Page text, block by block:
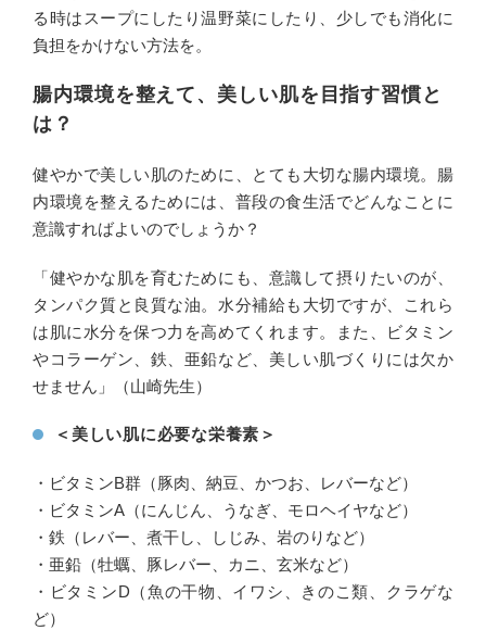
る時はスープにしたり温野菜にしたり、少しでも消化に
負担をかけない方法を。
腸内環境を整えて、美しい肌を目指す習慣と
は？
健やかで美しい肌のために、とても大切な腸内環境。腸
内環境を整えるためには、普段の食生活でどんなことに
意識すればよいのでしょうか？
「健やかな肌を育むためにも、意識して摂りたいのが、
タンパク質と良質な油。水分補給も大切ですが、これら
は肌に水分を保つ力を高めてくれます。また、ビタミン
やコラーゲン、鉄、亜鉛など、美しい肌づくりには欠か
せません」（山崎先生）
＜美しい肌に必要な栄養素＞
・ビタミンB群（豚肉、納豆、かつお、レバーなど）
・ビタミンA（にんじん、うなぎ、モロヘイヤなど）
・鉄（レバー、煮干し、しじみ、岩のりなど）
・亜鉛（牡蠣、豚レバー、カニ、玄米など）
・ビタミンD（魚の干物、イワシ、きのこ類、クラゲな
ど）